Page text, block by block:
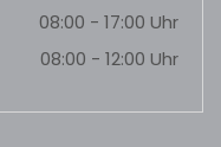
08:00 - 17:00 Uhr
08:00 - 12:00 Uhr